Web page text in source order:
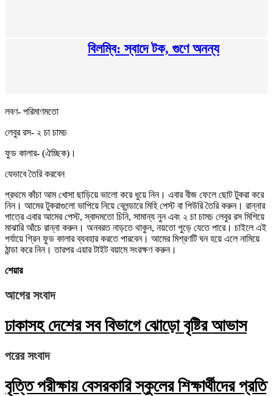
বিলম্বি: স্বাদে টক, গুণে অনন্য
লবণ- পরিমাণমতো
লেবুর রস- ২ চা চামচ
ফুড কালার- (ঐচ্ছিক)।
যেভাবে তৈরি করবেন
প্রথমে কাঁচা আম খোসা ছাড়িয়ে ভালো করে ধুয়ে নিন। এবার বীজ ফেলে ছোট টুকরা করে
নিন। আমের টুকরাগুলো ভাপিয়ে নিয়ে ব্লেন্ডারে মিহি পেস্ট বা পিউরি তৈরি করুন। রান্নার
পাত্রে এবার আমের পেস্ট, স্বাদমতো চিনি, সামান্য নুন এবং ২ চা চামচ লেবুর রস মিশিয়ে
মাঝারি আঁচে রান্না করুন। অনবরত নাড়তে থাকুন, নয়তো পুড়ে যেতে পারে। চাইলে এই
পর্যায়ে গ্রিন ফুড কালার ব্যবহার করতে পারবেন। আমের মিশ্রণটি ঘন হয়ে এলে নামিয়ে
ঠান্ডা করে নিন। তারপর এয়ার টাইট বয়ামে সংরক্ষণ করুন।
শেয়ার
আগের সংবাদ
ঢাকাসহ দেশের সব বিভাগে ঝোড়ো বৃষ্টির আভাস
পরের সংবাদ
বৃত্তি পরীক্ষায় বেসরকারি স্কুলের শিক্ষার্থীদের প্রতি